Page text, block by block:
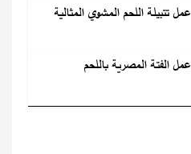
تتبيلة اللحم المشوي المثالية
الفتة المصرية باللحم